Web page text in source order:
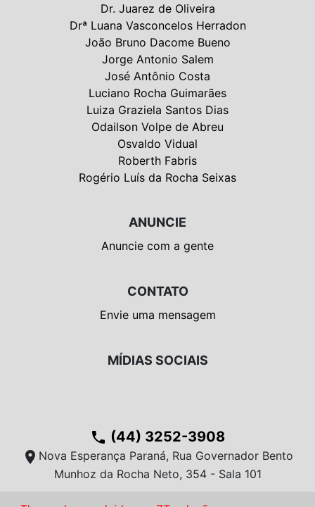
Dr. Juarez de Oliveira
Drª Luana Vasconcelos Herradon
João Bruno Dacome Bueno
Jorge Antonio Salem
José Antônio Costa
Luciano Rocha Guimarães
Luiza Graziela Santos Dias
Odailson Volpe de Abreu
Osvaldo Vidual
Roberth Fabris
Rogério Luís da Rocha Seixas
ANUNCIE
Anuncie com a gente
CONTATO
Envie uma mensagem
MÍDIAS SOCIAIS
phone (44) 3252-3908
location_on Nova Esperança Paraná, Rua Governador Bento
Munhoz da Rocha Neto, 354 - Sala 101